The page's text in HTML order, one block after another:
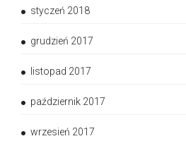
styczeń 2018
grudzień 2017
listopad 2017
październik 2017
wrzesień 2017